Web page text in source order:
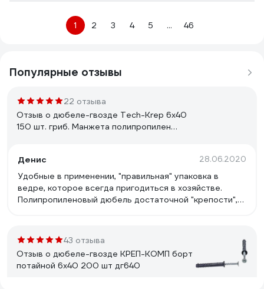
1 2 3 4 5 ... 46
Популярные отзывы
22 отзыва
Отзыв о дюбеле-гвозде Tech-Krep 6х40
150 шт. гриб. Манжета полипропилен
Денис
28.06.2020
Удобные в применении, "правильная" упаковка в
ведре, которое всегда пригодиться в хозяйстве.
Полипропиленовый дюбель достаточной "крепости",
43 отзыва
Отзыв о дюбеле-гвозде КРЕП-КОМП борт
потайной 6х40 200 шт дг640